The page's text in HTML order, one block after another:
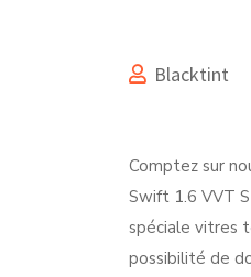
Blacktint
Comptez sur
Swift 1.6 VVT
spéciale vitres
possibilité de